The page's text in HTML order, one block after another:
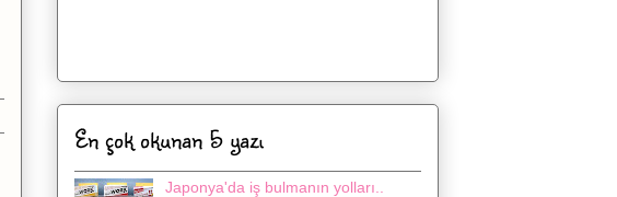
En çok okunan 5 yazı
Japonya'da iş bulmanın yolları..